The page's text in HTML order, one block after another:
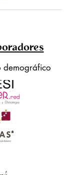
demográfico